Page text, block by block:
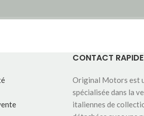
CONTACT RAPIDE
Original Motors est
spécialisée dans la
italiennes de